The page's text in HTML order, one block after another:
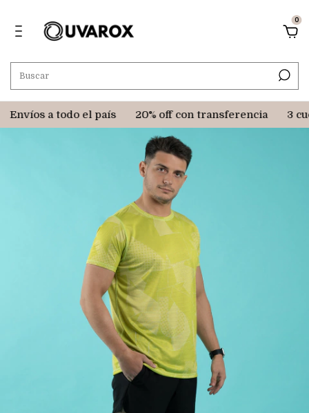
0
a todo el país 20% off con transferencia 3